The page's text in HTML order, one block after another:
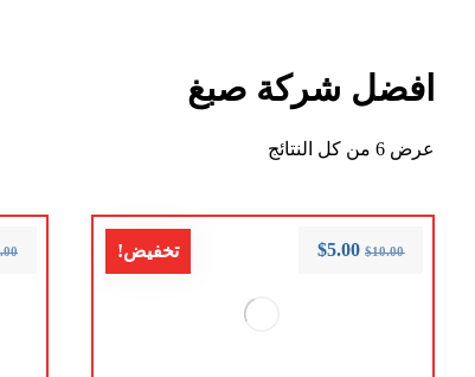
افضل شركة صبغ
عرض ⁦6⁩ من كل النتائج
تخفيض! $10.00
$5.00